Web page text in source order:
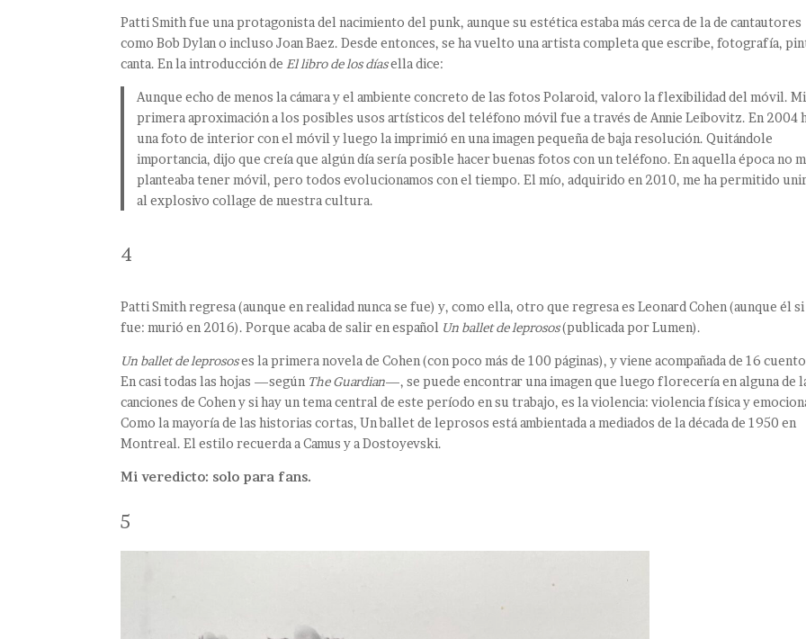
Patti Smith fue una protagonista del nacimiento del punk, aunque su estética estaba más cerca de la de cantautores
como Bob Dylan o incluso Joan Baez. Desde entonces, se ha vuelto una artista completa que escribe, fotografía,
canta. En la introducción de El libro de los díasella dice:
Aunque echo de menos la cámara y el ambiente concreto de las fotos Polaroid, valoro la flexibilidad del móvil. Mi
primera aproximación a los posibles usos artísticos del teléfono móvil fue a través de Annie Leibovitz. En 2004
una foto de interior con el móvil y luego la imprimió en una imagen pequeña de baja resolución. Quitándole
importancia, dijo que creía que algún día sería posible hacer buenas fotos con un teléfono. En aquella época no
planteaba tener móvil, pero todos evolucionamos con el tiempo. El mío, adquirido en 2010, me ha permitido
al explosivo collage de nuestra cultura.
4
Patti Smith regresa (aunque en realidad nunca se fue) y, como ella, otro que regresa es Leonard Cohen (aunque él si
fue: murió en 2016). Porque acaba de salir en español Un ballet de leprosos(publicada por Lumen).
Un ballet de leprososes la primera novela de Cohen (con poco más de 100 páginas), y viene acompañada de 16
En casi todas las hojas —según The Guardian—, se puede encontrar una imagen que luego florecería en alguna de
canciones de Cohen y si hay un tema central de este período en su trabajo, es la violencia: violencia física y
Como la mayoría de las historias cortas, Un ballet de leprosos está ambientada a mediados de la década de 1950 en
Montreal. El estilo recuerda a Camus y a Dostoyevski.
Mi veredicto: solo para fans.
5